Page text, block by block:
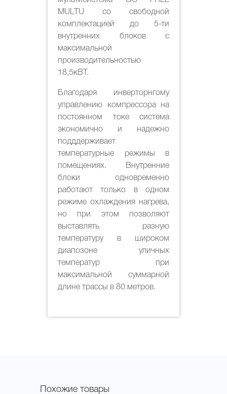
MULTU со свободной
комплектацией до 5-ти
внутренних блоков с
максимальной
производительностью
18,5кВТ.
Благодаря инверторнгому
управлению компрессора на
постоянном токе система
экономично и надежно
подддерживает
температурные режимы в
помещениях. Внутренние
блоки одновременно
работают только в одном
режиме охлаждения нагрева,
но при этом позволяют
выставлять разную
температуру в широком
диапозоне уличных
температур при
максимальной суммарной
длине трассы в 80 метров.
Похожие товары